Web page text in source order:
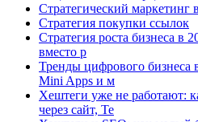
Стратегический маркетинг
Стратегия покупки ссылок
Стратегия роста бизнеса в
вместо р
Тренды цифрового бизнеса
Mini Apps и м
Хештеги уже не работают:
через сайт, Te